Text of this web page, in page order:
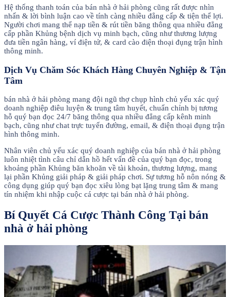
Hệ thống thanh toán của bán nhà ở hải phòng cũng rất được nhìn
nhấn & lời bình luận cao về tính càng nhiều đẳng cấp & tiện thể lợi.
Người chơi mang thể nạp tiền & rút tiền băng thông qua nhiều đẳng
cấp phần Khủng bệnh dịch vụ minh bạch, cũng như thương lượng
đưa tiền ngân hàng, ví điện tử, & card cào điện thoại đụng trận hình
thông minh.
Dịch Vụ Chăm Sóc Khách Hàng Chuyên Nghiệp & Tận
Tâm
bán nhà ở hải phòng mang đội ngũ thợ chụp hình chủ yếu xác quý
doanh nghiệp điêu luyện & trung tâm huyết, chuẩn chỉnh bị tương
hỗ quý bạn đọc 24/7 băng thông qua nhiều đẳng cấp kênh minh
bạch, cũng như chat trực tuyến đường, email, & điện thoại đụng trận
hình thông minh.
Nhân viên chủ yếu xác quý doanh nghiệp của bán nhà ở hải phòng
luôn nhiệt tình câu chỉ dẫn hồ hết vấn đề của quý bạn đọc, trong
khoảng phần Khủng băn khoăn về tài khoản, thương lượng, mang
lại phần Khủng giải pháp & giải pháp chơi. Sự tương hỗ nôn nóng &
công dụng giúp quý bạn đọc xiêu lòng bạt lặng trung tâm & mang
tín nhiệm khi nhập cuộc cá cược tại bán nhà ở hải phòng.
Bí Quyết Cá Cược Thành Công Tại bán
nhà ở hải phòng